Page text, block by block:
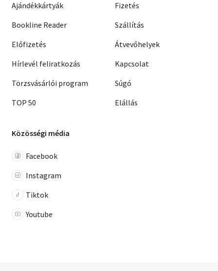
Ajándékkártyák
Bookline Reader
Előfizetés
Hírlevél feliratkozás
Törzsvásárlói program
TOP 50
Fizetés
Szállítás
Átvevőhelyek
Kapcsolat
Súgó
Elállás
Közösségi média
Facebook
Instagram
Tiktok
Youtube